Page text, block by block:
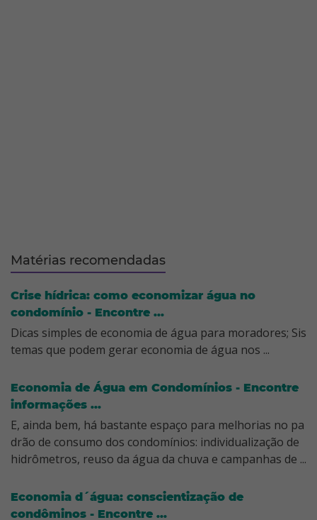
Matérias recomendadas
Crise hídrica: como economizar água no
condomínio - Encontre ...
Dicas simples de economia de água para moradores; Sis
temas que podem gerar economia de água nos ...
Economia de Água em Condomínios - Encontre
informações ...
E, ainda bem, há bastante espaço para melhorias no pa
drão de consumo dos condomínios: individualização de
hidrômetros, reuso da água da chuva e campanhas de ...
Economia d´água: conscientização de
condôminos - Encontre ...